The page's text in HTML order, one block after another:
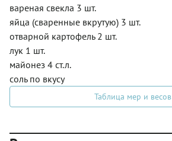
вареная свекла 3 шт.
яйца (сваренные вкрутую) 3 шт.
отварной картофель 2 шт.
лук 1 шт.
майонез 4 ст.л.
соль по вкусу
Таблица мер и весов